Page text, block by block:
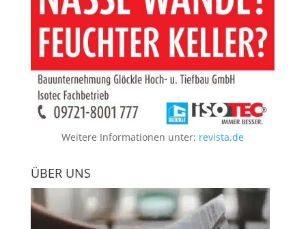
Weitere Informationen unter: revista.de
ÜBER UNS